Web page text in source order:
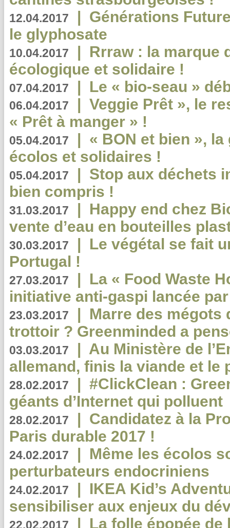
12.04.2017 | Générations
le glyphosate
10.04.2017 | Rrraw : la marque
écologique et solidaire !
07.04.2017 | Le « bio-seau »
06.04.2017 | Veggie Prêt », le
« Prêt à manger » !
05.04.2017 | « BON et bien »,
écolos et solidaires !
05.04.2017 | Stop aux déchets
bien compris !
31.03.2017 | Happy end chez
vente d’eau en bouteilles
30.03.2017 | Le végétal se fait
Portugal !
27.03.2017 | La « Food Waste
initiative anti-gaspi lancée
23.03.2017 | Marre des mégots
trottoir ? Greenminded a
03.03.2017 | Au Ministère de
allemand, finis la viande et le
28.02.2017 | #ClickClean :
géants d’Internet qui polluent
28.02.2017 | Candidatez à la
Paris durable 2017 !
24.02.2017 | Même les écolos
perturbateurs endocriniens
24.02.2017 | IKEA Kid’s
sensibiliser aux enjeux du
22.02.2017 | La folle épopée de